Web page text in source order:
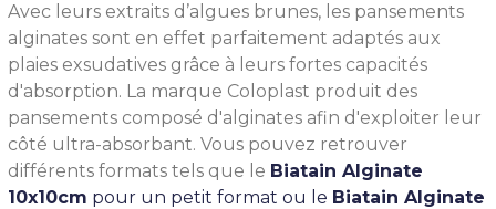
Avec leurs extraits d’algues brunes, les pansements
alginates sont en effet parfaitement adaptés aux
plaies exsudatives grâce à leurs fortes capacités
d'absorption. La marque Coloplast produit des
pansements composé d'alginates afin d'exploiter leur
côté ultra-absorbant. Vous pouvez retrouver
différents formats tels que le Biatain Alginate
10x10cm pour un petit format ou le Biatain Alginate